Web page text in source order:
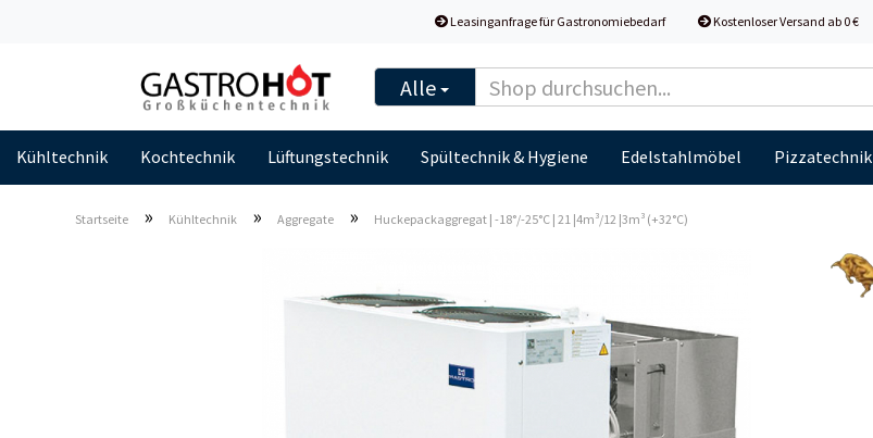
Leasinganfrage für Gastronomiebedarf Kostenloser Versand ab 0 €
Alle
Kühltechnik Kochtechnik Lüftungstechnik Spültechnik & Hygiene Edelstahlmöbel Pizzatechnik
Startseite » Kühltechnik » Aggregate » Huckepackaggregat | -18°/-25°C | 21 |4m³/12 |3m³ (+32°C)